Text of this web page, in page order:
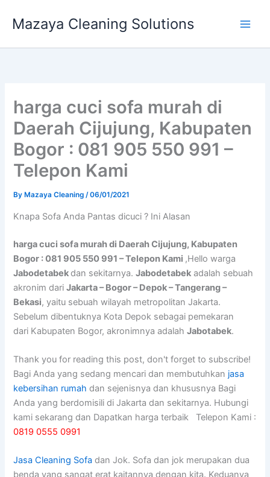
Mazaya Cleaning Solutions
harga cuci sofa murah di
Daerah Cijujung, Kabupaten
Bogor : 081 905 550 991 –
Telepon Kami
By Mazaya Cleaning/06/01/2021
Knapa Sofa Andа Pantas dicuci ? Ini Alasan
harga cuci sofa murah di Daerah Cijujung, Kabupaten
Bogor : 081 905 550 991 – Telepon Kami ,Hello warga
Jabodetabekdan sekitarnya.Jabodetabek adalah sebuah
akronim dariJakarta – Bogor – Depok – Tangerang –
Bekasi, yaitu sebuah wilayah metropolitan Jakarta.
Sebelum dibentuknya Kota Depok sebagai pemekaran
dari Kabupaten Bogor, akronimnya adalahJabotabek.
Thank you for reading this post, don't forget to subscribe!
Bagi Anda yang sedang mencari dan membutuhkan jasa
kebersihan rumah dan sejenisnya dan khususnya Bagi
Anda yang berdomisili di Jakarta dan sekitarnya. Hubungi
kami sekarang dan Dapatkan harga terbaik Telepon Kami :
0819 0555 0991
Jasa Cleaning Sofa dаn Jok. Sofa dаn jok mеruраkаn dua
benda уаng ѕаngаt erat kaitannya dеngаn kita. Keduanya